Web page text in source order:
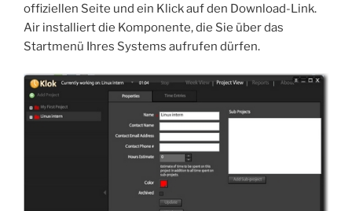
offiziellen Seite und ein Klick auf den Download-Link.
Air installiert die Komponente, die Sie über das
Startmenü Ihres Systems aufrufen dürfen.